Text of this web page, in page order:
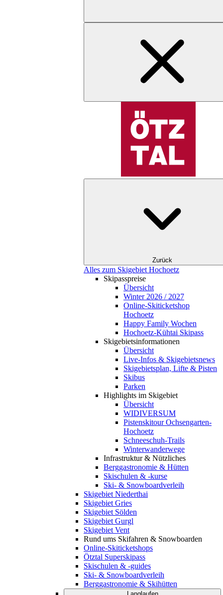
Zurück
Alles zum Skigebiet Hochoetz
Skipasspreise
Übersicht
Winter 2026 / 2027
Online-Skiticketshop
Hochoetz
Happy Family Wochen
Hochoetz-Kühtai Skipass
Skigebietsinformationen
Übersicht
Live-Infos & Skigebietsnews
Skigebietsplan, Lifte & Pisten
Skibus
Parken
Highlights im Skigebiet
Übersicht
WIDIVERSUM
Pistenskitour Ochsengarten-
Hochoetz
Schneeschuh-Trails
Winterwanderwege
Infrastruktur & Nützliches
Berggastronomie & Hütten
Skischulen & -kurse
Ski- & Snowboardverleih
Skigebiet Niederthai
Skigebiet Gries
Skigebiet Sölden
Skigebiet Gurgl
Skigebiet Vent
Rund ums Skifahren & Snowboarden
Online-Skiticketshops
Ötztal Superskipass
Skischulen & -guides
Ski- & Snowboardverleih
Berggastronomie & Skihütten